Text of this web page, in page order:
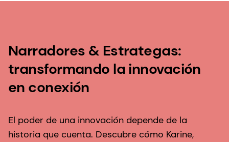
Narradores & Estrategas:
transformando la innovación
en conexión
El poder de una innovación depende de la
historia que cuenta. Descubre cómo Karine,